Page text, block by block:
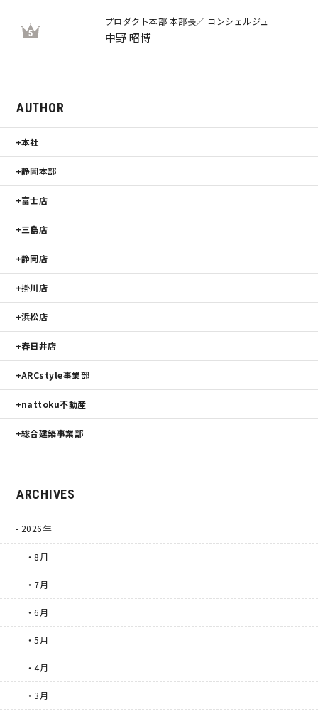
5
プロダクト本部 本部長／ コンシェルジュ
中野 昭博
AUTHOR
本社
静岡本部
富士店
三島店
静岡店
掛川店
浜松店
春日井店
ARCstyle事業部
nattoku不動産
総合建築事業部
ARCHIVES
2026年
・8月
・7月
・6月
・5月
・4月
・3月